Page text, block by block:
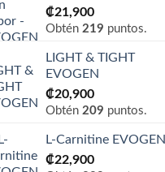
₡21,900
Obtén 219 puntos.
LIGHT & TIGHT
EVOGEN
₡20,900
Obtén 209 puntos.
L-Carnitine EVOGEN
₡22,900